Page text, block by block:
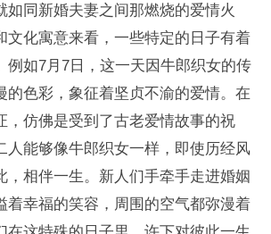
如同新婚夫妻之间那燃烧的爱情火
文化寓意来看，一些特定的日子有着
例如7月7日，这一天因牛郎织女的传
的色彩，象征着坚贞不渝的爱情。在
，仿佛是受到了古老爱情故事的祝
人能够像牛郎织女一样，即使历经风
，相伴一生。新人们手牵手走进婚姻
着幸福的笑容，周围的空气都弥漫着